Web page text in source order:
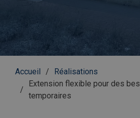
Fil
d'Ariane
Accueil
Réalisations
Extension flexible pour des
temporaires